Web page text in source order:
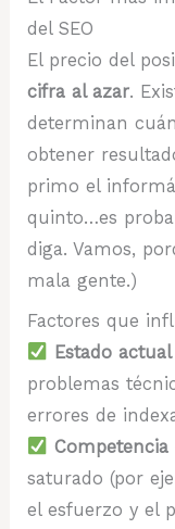
del SEO
El precio del
cifra al azar.
determinan
obtener
primo el
quinto…es
diga. Vamos,
mala gente.)
Factores que
Estado
problemas
errores de
saturado (por
el esfuerzo y el